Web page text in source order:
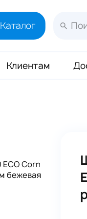
Каталог
Клиентам
ЧЗ
Corn
бежевая